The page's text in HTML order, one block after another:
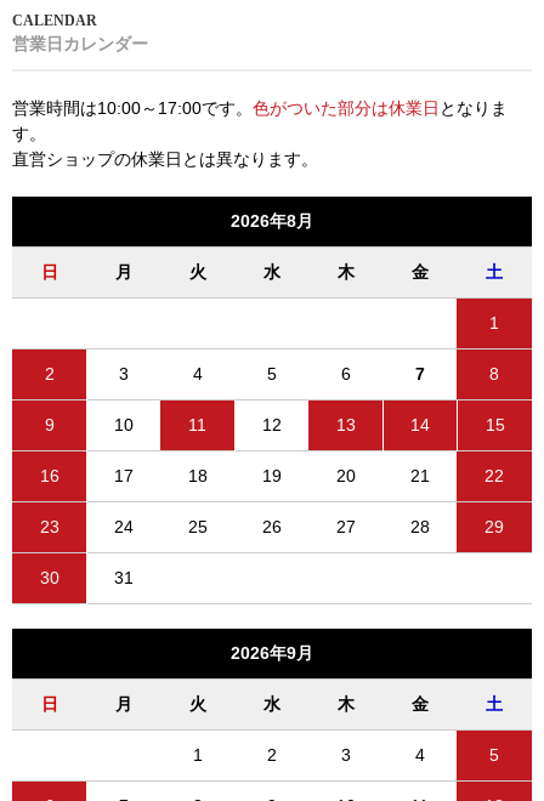
営業日カレンダー
営業時間は10:00～17:00です。 色がついた部分は休業日 となりま
す。
直営ショップの休業日とは異なります。
2026年8月
日 月 火 水 木 金 土
1
2 3 4 5 6 7 8
9 10 11 12 13 14 15
16 17 18 19 20 21 22
23 24 25 26 27 28 29
30 31
2026年9月
日 月 火 水 木 金 土
1 2 3 4 5